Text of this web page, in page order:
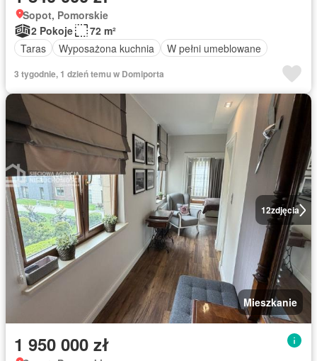
Sopot, Pomorskie
2 Pokoje
72 m²
Taras
Wyposażona kuchnia W pełni umeblowane
3 tygodnie, 1 dzień temu w Domiporta
12zdjęcia
Mieszkanie
1 950 000 zł